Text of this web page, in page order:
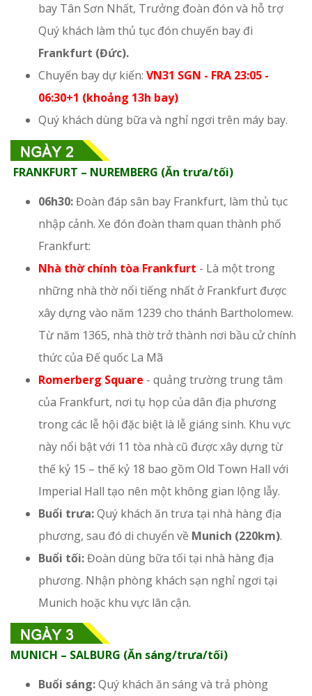
bay Tân Sơn Nhất, Trưởng đoàn đón và hỗ trợ
Quý khách làm thủ tục đón chuyến bay đi
Frankfurt (Đức).
Chuyến bay dự kiến: VN31 SGN - FRA 23:05 -
06:30+1 (khoảng 13h bay)
Quý khách dùng bữa và nghỉ ngơi trên máy bay.
FRANKFURT – NUREMBERG (Ăn trưa/tối)
06h30:Đoàn đáp sân bay Frankfurt, làm thủ tục
nhập cảnh. Xe đón đoàn tham quan thành phố
Frankfurt:
Nhà thờ chính tòa Frankfurt - Là một trong
những nhà thờ nổi tiếng nhất ở Frankfurt được
xây dựng vào năm 1239 cho thánh Bartholomew.
Từ năm 1365, nhà thờ trở thành nơi bầu cử chính
thức của Đế quốc La Mã
Romerberg Square - quảng trường trung tâm
của Frankfurt, nơi tụ họp của dân địa phương
trong các lễ hội đặc biệt là lễ giáng sinh. Khu vực
này nổi bật với 11 tòa nhà cũ được xây dựng từ
thế kỷ 15 – thế kỷ 18 bao gồm Old Town Hall với
Imperial Hall tạo nên một không gian lộng lẫy.
Buổi trưa:Quý khách ăn trưa tại nhà hàng địa
phương, sau đó di chuyển về Munich (220km).
Buổi tối:Đoàn dùng bữa tối tại nhà hàng địa
phương. Nhận phòng khách sạn nghỉ ngơi tại
Munich hoặc khu vực lân cận.
MUNICH – SALBURG (Ăn sáng/trưa/tối)
Buổi sáng:Quý khách ăn sáng và trả phòng